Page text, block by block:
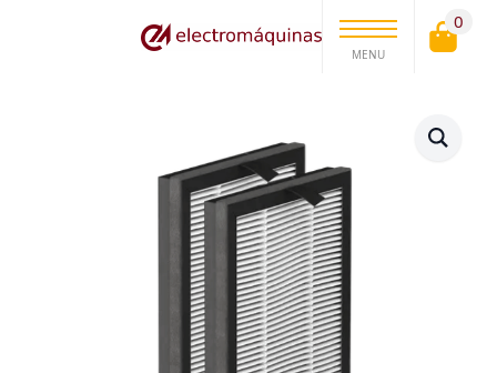
MENU
0